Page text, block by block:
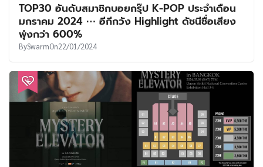
TOP30 อันดับสมาชิกบอยกรุ๊ป K-POP ประจำเดือน
มกราคม 2024 ⋯ อีกีกวัง Highlight ดัชนีชื่อเสียง
พุ่งกว่า 600%
BySwarmOn22/01/2024